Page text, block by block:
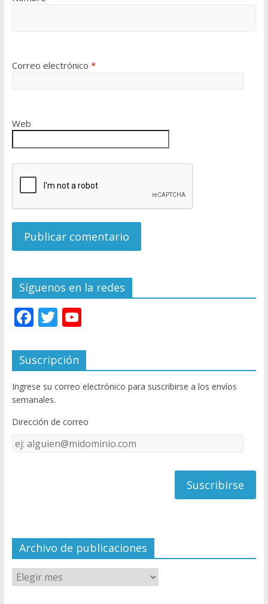
Correo electrónico *
Web
Síguenos en la redes
F
e
b
o
o
k
T
itt
er
Y
u
T
u
e
C
el
Suscripción
Ingrese su correo electrónico para suscribirse a los envíos
semanales.
Dirección de correo
Dirección
de
Archivo de publicaciones